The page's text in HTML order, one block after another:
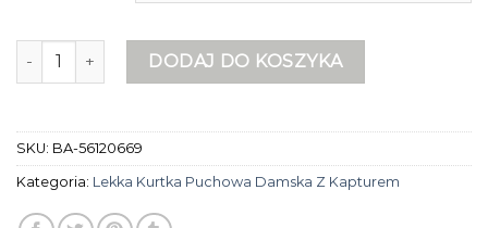
ilość lekka kurtka puchowa damska z kapturem
DODAJ DO KOSZYKA
SKU: BA-56120669
Kategoria: Lekka Kurtka Puchowa Damska Z Kapturem